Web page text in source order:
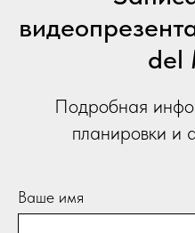
del
Подробная
планировки и
Ваше имя